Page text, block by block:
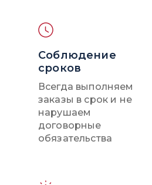
Соблюдение
сроков
Всегда выполняем
заказы в срок и не
нарушаем
договорные
обязательства